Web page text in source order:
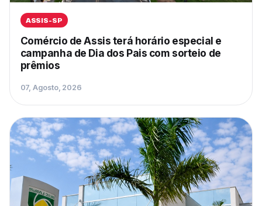
ASSIS-SP
Comércio de Assis terá horário especial e
campanha de Dia dos Pais com sorteio de
prêmios
07, Agosto, 2026